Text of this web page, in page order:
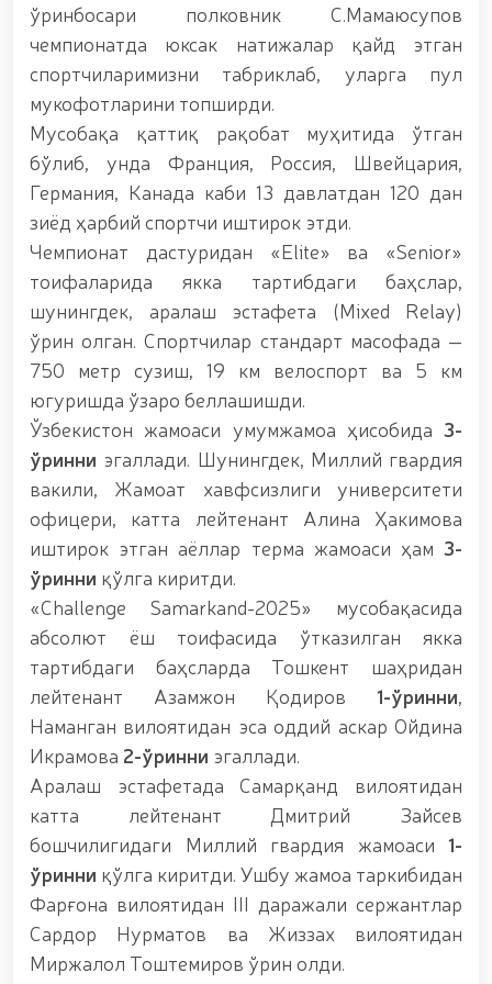
доирасида муддатди ҳарбий хизматчиларга
сертификатлар топширилди. // Миллий гвардия
қўмондони, генерал-полковник B.Tashmatov
пойтахтимиздаги манзилли ишлари давомида
ёшлар билан учрашиб, улар билан очиқ мулоқот
ўтказди. // Фарғона вилоятида жиноят содир
этишга мойил шахслар яшаш манзилларида тезкор
тадбирлар ўтказилди. // “8 март – Халқаро хотин
қизлар куни” муносабати билан Миллий гвардия
тизимида фаолият юритиб келаётган аёллар учун
тантанали байрам тадбири ташкил этилди //
Молиявий шаффофлик ва коррупциядан холи
муҳитни таъминлаш бўйича ўқув йиғини ўтказилди
// Аждодлар мероси – миллий ғурур ва
ватанпарварлик манбаи // Генерал-полковник
B.Tashmatov Тошкент “Темурбеклар мактаби”
ҳарбий академик лицейи фаолияти билан яқиндан
танишди. //Миллий гвардия қўмондони, генерал-
полковник B.Tashmatov Сирдарё ва Жиззах
вилоятида ўрганиш ишларини олиб борди //
“Ҳарбий таълим тизимида илм-фан ва педагогик
технологияларни ривожлантириш истиқболлари”
мавзусида республика ҳарбий илмий-амалий
конференцияси ташкил этилди. // Миллий гвардия
қўмондони генерал-полковник B.Tashmatov илк
манзилли ишларини Юнусобод туманида амалга
оширди. // Самарқанд ва Бухоро вилояталарида
хавфсиз муҳитни яратиш ва жамоат
хавфсизлигини ишончли таъминлаш бўйича
манзилли ишлар амалга оширилди. // Ёшлар
сиёсатига оид устувор вазифалар доимий
эътиборда. // Миллий гвардия қўмондони генерал-
полковник B.Tashmatov Ўзбекистон ҳуқуқни
муҳофаза қилиш органларининг Қўл жанги
федерацияси раиси этиб сайланди. // Миллий
гвардия шахсий таркибининг жанговар салоҳияти,
жисмоний ва маънавий тайёргарлигини
мустаҳкамлаш ҳамда замон талабларига мос
такомиллаштиришга қаратилган ишлар давом
эттирилмоқда. // Тизим фидойилари ҳурмат ва
эҳтиром билан нафақага кузатилди. // “Китобхон
ҳарбий оилалар” мавзусида адабий-бадиий кеча
ташкил этилди / / Ватанпарварлик ойлиги
доирасидаги тадбирлар / / Тошкентда қидирувда
ўринбосари полковник С.Мамаюсупов
чемпионатда юксак натижалар қайд этган
спортчиларимизни табриклаб, уларга пул
мукофотларини топширди.
Мусобақа қаттиқ рақобат муҳитида ўтган
бўлиб, унда Франция, Россия, Швейцария,
Германия, Канада каби 13 давлатдан 120 дан
зиёд ҳарбий спортчи иштирок этди.
Чемпионат дастуридан «Elite» ва «Senior»
тоифаларида якка тартибдаги баҳслар,
шунингдек, аралаш эстафета (Mixed Relay)
ўрин олган. Спортчилар стандарт масофада —
750 метр сузиш, 19 км велоспорт ва 5 км
югуришда ўзаро беллашишди.
Ўзбекистон жамоаси умумжамоа ҳисобида 3-
ўринни эгаллади. Шунингдек, Миллий гвардия
вакили, Жамоат хавфсизлиги университети
офицери, катта лейтенант Алина Ҳакимова
иштирок этган аёллар терма жамоаси ҳам 3-
ўринни қўлга киритди.
«Challenge Samarkand-2025» мусобақасида
абсолют ёш тоифасида ўтказилган якка
тартибдаги баҳсларда Тошкент шаҳридан
лейтенант Азамжон Қодиров 1-ўринни,
Наманган вилоятидан эса оддий аскар Ойдина
Икрамова 2-ўринни эгаллади.
Аралаш эстафетада Самарқанд вилоятидан
катта лейтенант Дмитрий Зайсев
бошчилигидаги Миллий гвардия жамоаси 1-
ўринни қўлга киритди. Ушбу жамоа таркибидан
Фарғона вилоятидан III даражали сержантлар
Сардор Нурматов ва Жиззах вилоятидан
Миржалол Тоштемиров ўрин олди.